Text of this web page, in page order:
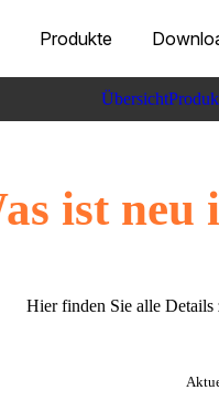
Produkte
Übersicht
ist neu
Hier finden Sie alle Details